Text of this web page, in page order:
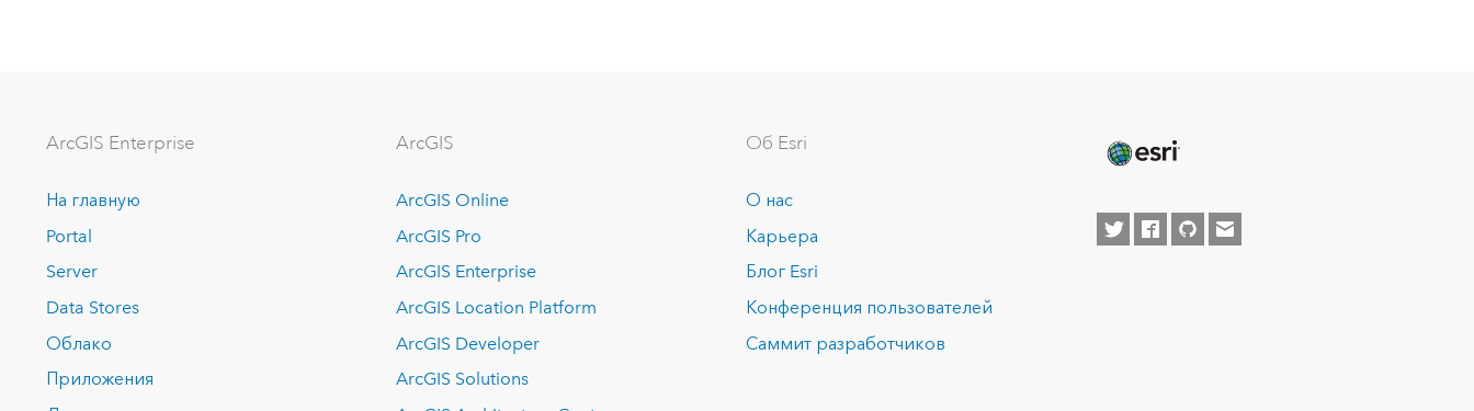
ArcGIS Enterprise
На главную
Portal
Server
Data Stores
Облако
Приложения
ArcGIS
ArcGIS Online
ArcGIS Pro
ArcGIS Enterprise
ArcGIS Location Platform
ArcGIS Developer
ArcGIS Solutions
Об Esri
О нас
Карьера
Блог Esri
Конференция пользователей
Саммит разработчиков